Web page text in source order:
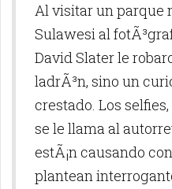
Al visitar un parque
Sulawesi al
David Slater le
ladrÃ³n, sino un
crestado. Los
se le llama al
estÃ¡n causando
plantean